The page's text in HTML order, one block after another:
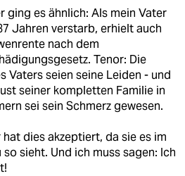
ging es ähnlich: Als mein Vater
Jahren verstarb, erhielt auch
nach dem
Tenor: Die
Vaters seien seine Leiden - und
seiner kompletten Familie in
sei sein Schmerz gewesen.
dies akzeptiert, da sie es im
so sieht. Und ich muss sagen: Ich